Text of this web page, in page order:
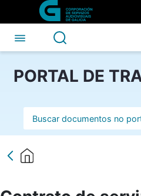
Skip to Main Content
Contrato de
PORTAL DE
Barra de busca